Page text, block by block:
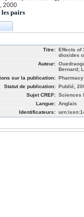
2000
pairs
Titre: Effects of
dioxides
Auteur:
Bernard;
sur la publication:
Statut de publication: Publié,
Sujet CREF: Sciences
Langue: Anglais
Identificateurs: